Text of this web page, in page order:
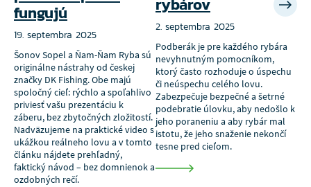
fungujú
19. septembra 2025
Šonov Sopel a Ňam-Ňam Ryba sú
originálne nástrahy od českej
značky DK Fishing. Obe majú
spoločný cieľ: rýchlo a spoľahlivo
priviesť vašu prezentáciu k
záberu, bez zbytočných zložitostí.
Nadväzujeme na praktické video s
ukážkou reálneho lovu a v tomto
článku nájdete prehľadný,
faktický návod – bez domnienok a
ozdobných rečí.
rybárov
2. septembra 2025
Podberák je pre každého rybára
nevyhnutným pomocníkom,
ktorý často rozhoduje o úspechu
či neúspechu celého lovu.
Zabezpečuje bezpečné a šetrné
podebratie úlovku, aby nedošlo k
jeho poraneniu a aby rybár mal
istotu, že jeho snaženie nekončí
tesne pred cieľom.